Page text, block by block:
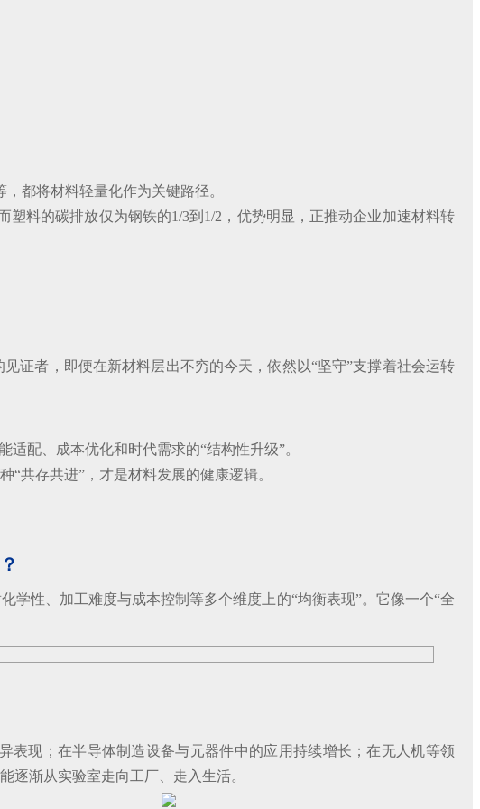
都将材料轻量化作为关键路径。
料的碳排放仅为钢铁的1/3到1/2，优势明显，正推动企业加速材料转
证者，即便在新材料层出不穷的今天，依然以“坚守”支撑着社会运转
配、成本优化和时代需求的“结构性升级”。
共存共进”，才是材料发展的健康逻辑。
性、加工难度与成本控制等多个维度上的“均衡表现”。它像一个“全
表现；在半导体制造设备与元器件中的应用持续增长；在无人机等领
渐从实验室走向工厂、走入生活。